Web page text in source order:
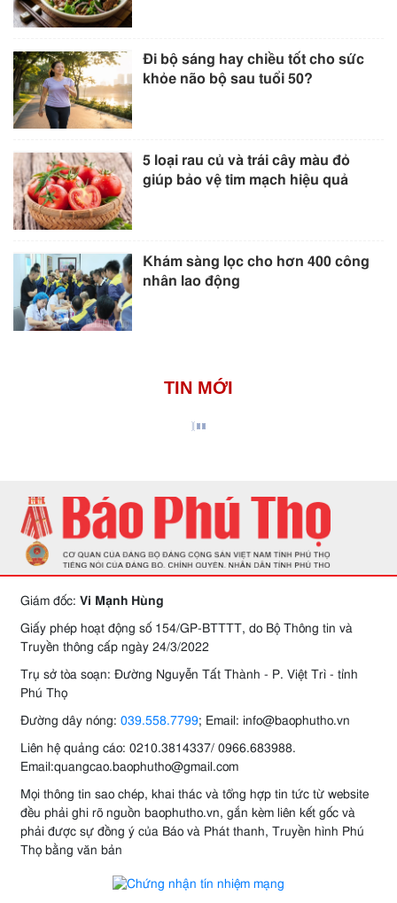
Đi bộ sáng hay chiều tốt cho sức
khỏe não bộ sau tuổi 50?
5 loại rau củ và trái cây màu đỏ
giúp bảo vệ tim mạch hiệu quả
Khám sàng lọc cho hơn 400 công
nhân lao động
TIN MỚI
Giám đốc: Vi Mạnh Hùng
Giấy phép hoạt động số 154/GP-BTTTT, do Bộ Thông tin và
Truyền thông cấp ngày 24/3/2022
Trụ sở tòa soạn: Đường Nguyễn Tất Thành - P. Việt Trì - tỉnh
Phú Thọ
Đường dây nóng: 039.558.7799; Email: info@baophutho.vn
Liên hệ quảng cáo: 0210.3814337/ 0966.683988.
Email:quangcao.baophutho@gmail.com
Mọi thông tin sao chép, khai thác và tổng hợp tin tức từ website
đều phải ghi rõ nguồn baophutho.vn, gắn kèm liên kết gốc và
phải được sự đồng ý của Báo và Phát thanh, Truyền hình Phú
Thọ bằng văn bản